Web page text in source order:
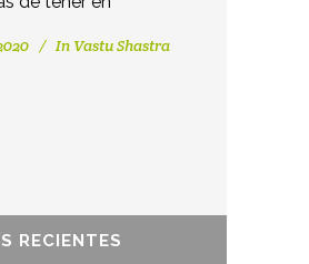
In Vastu Shastra
RECIENTES